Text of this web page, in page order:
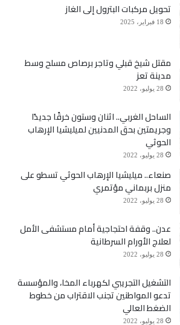
تحويل مركبات البترول إلى الغاز
18 فبراير، 2025
مقتل شيخ قبلي وتاجر برصاص مسلح وسط
مدينة تعز
28 يوليو، 2022
الساحل الغربي.. اثنان وستون خرقًا جديدًا
وجريمتين بحق المدنيين لميليشيا الإرهاب
الحوثي
28 يوليو، 2022
صنعاء.. ميليشيا الإرهاب الحوثي تسطو على
منزل بربماني مؤتمري
28 يوليو، 2022
عدن.. وقفة احتجاجية أمام مستشفى الأمل
لعلاج الأورام السرطانية
28 يوليو، 2022
التشغيل التجريبي لكهرباء المخا، والمؤسسة
تدعو المواطنين تجنب الاقتراب من خطوط
الضغط العالي
28 يوليو، 2022